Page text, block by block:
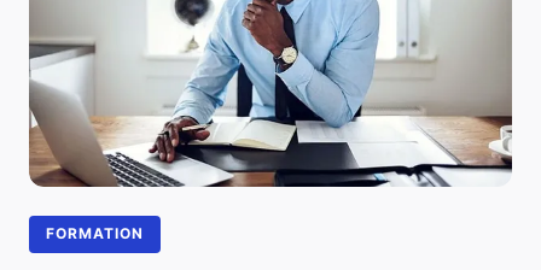
FORMATION